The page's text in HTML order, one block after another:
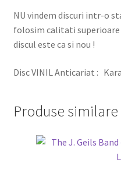
NU vindem discuri intr-o
folosim calitati superioare
discul este ca si nou !
Disc VINIL Anticariat :
Produse similare